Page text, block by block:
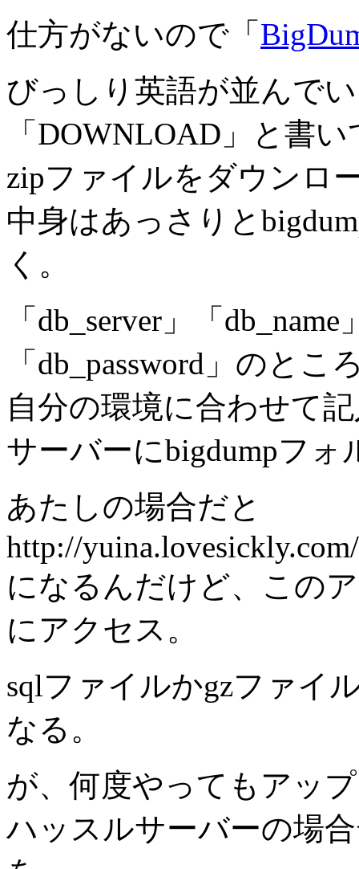
仕方がないので「
びっしり英語が並んで
「DOWNLOAD」と書
zipファイルをダウンロ
中身はあっさりと
く。
「db_server」「
「db_password」のとこ
自分の環境に合わせて
サーバーにbigdumpフ
あたしの場合だと
http://
になるんだけど、この
にアクセス。
sqlファイルかgzファイ
なる。
が、何度やってもアッ
ハッスルサーバーの場